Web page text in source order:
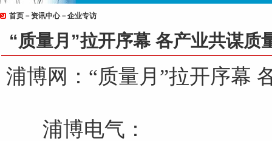
首页 － 资讯中心－企业专访
“质量月”拉开序幕 各产业共谋质
浦博网： “质量月”拉开序幕
浦博电气：